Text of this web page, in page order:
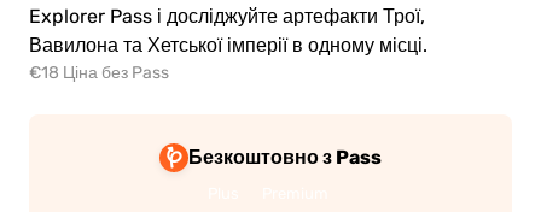
Explorer Pass і досліджуйте артефакти Трої,
Вавилона та Хетської імперії в одному місці.
€18 Ціна без Pass
Безкоштовно з Pass